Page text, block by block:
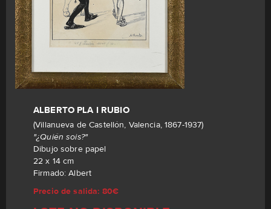
ALBERTO PLA I RUBIO
(Villanueva de Castellón, Valencia, 1867-1937)
"¿Quién sois?"
Dibujo sobre papel
22 x 14 cm
Firmado: Albert
Precio de salida: 80€